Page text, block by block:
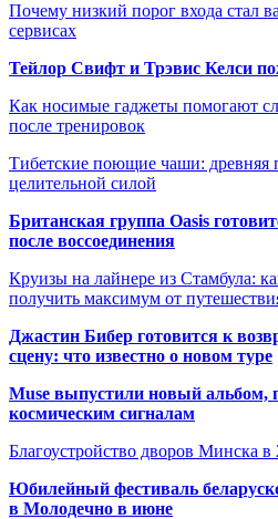
Почему низкий порог входа стал
сервисах
Тейлор Свифт и Трэвис Келси
Как носимые гаджеты помогают
после тренировок
Тибетские поющие чаши: древняя
целительной силой
Британская группа Oasis
после воссоединения
Круизы на лайнере из Стамбула:
получить максимум от
Джастин Бибер готовится к
сцену: что известно о новом туре
Muse выпустили новый альбом,
космическим сигналам
Благоустройство дворов Минска в
Юбилейный фестиваль
в Молодечно в июне